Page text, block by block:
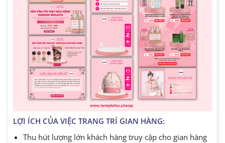
LỢI ÍCH CỦA VIỆC TRANG TRÍ GIAN HÀNG:
Thu hút lượng lớn khách hàng truy cập cho gian hàng